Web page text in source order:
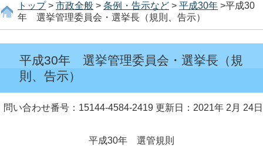
トップ> 市政全般 > 条例・告示など > 平成30年 >平成30
年 選挙管理委員会・選挙長（規則、告示）
平成30年 選挙管理委員会・選挙長（規
則、告示）
問い合わせ番号：15144-4584-2419 更新日：2021年 2月 24日
平成30年 選管規則